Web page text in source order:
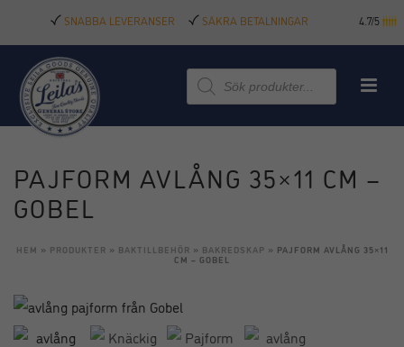
SNABBA LEVERANSER SÄKRA BETALNINGAR 4.7/5
Produktsökning
PAJFORM AVLÅNG 35×11 CM –
GOBEL
HEM » PRODUKTER » BAKTILLBEHÖR » BAKREDSKAP » PAJFORM AVLÅNG 35×11
CM – GOBEL